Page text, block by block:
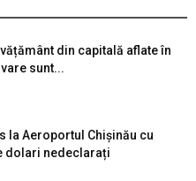
din capitală aflate în
sunt...
la Aeroportul Chișinău cu
dolari nedeclarați